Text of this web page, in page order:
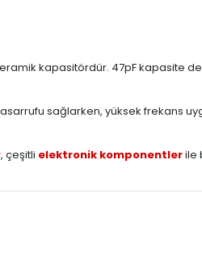
kapasitördür. 47pF kapasite
sağlarken, yüksek frekans
, çeşitli elektronik komponentlerile